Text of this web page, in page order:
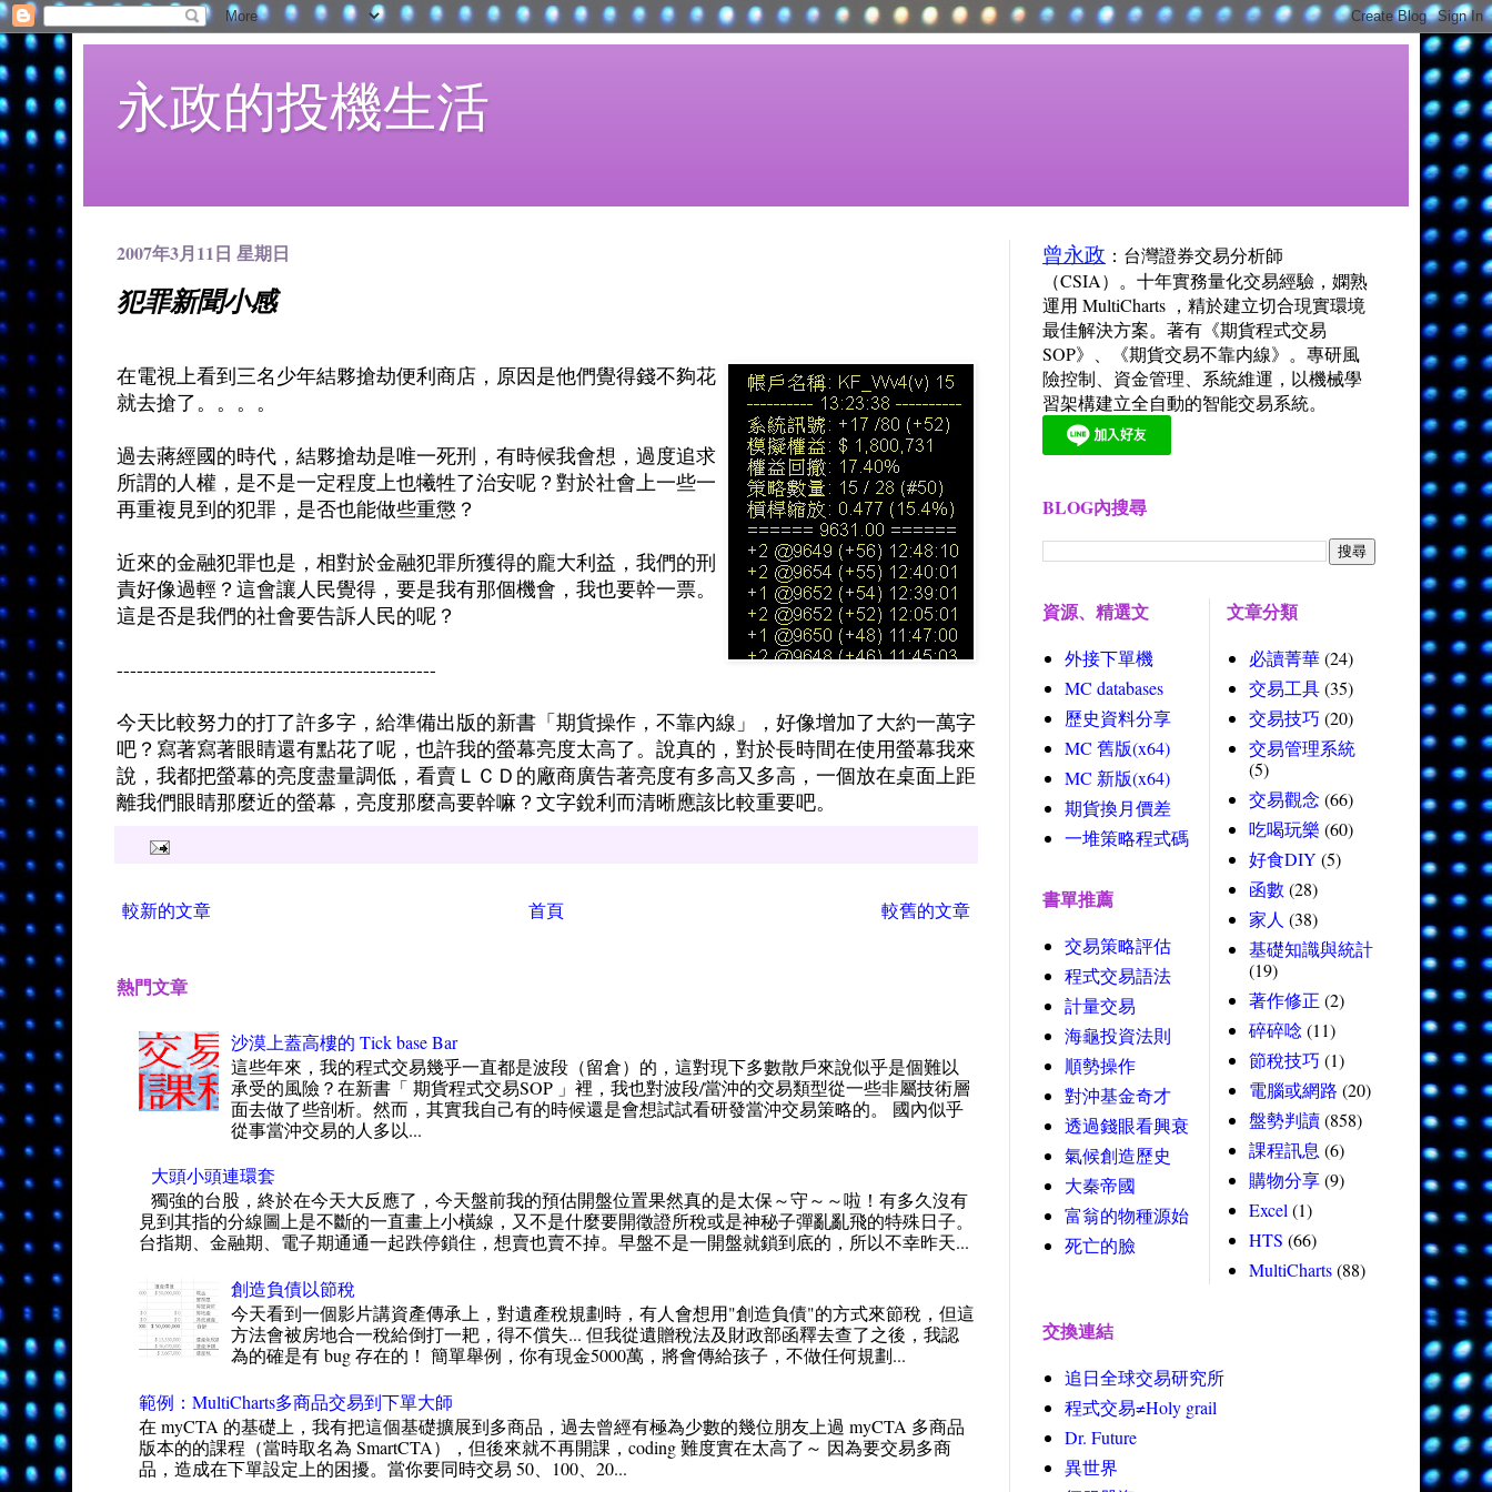
永政的投機生活
2007年3月11日 星期日
犯罪新聞小感
在電視上看到三名少年結夥搶劫便利商店，原因是他們覺得錢不夠花
就去搶了。。。。
過去蔣經國的時代，結夥搶劫是唯一死刑，有時候我會想，過度追求
所謂的人權，是不是一定程度上也犧牲了治安呢？對於社會上一些一
再重複見到的犯罪，是否也能做些重懲？
近來的金融犯罪也是，相對於金融犯罪所獲得的龐大利益，我們的刑
責好像過輕？這會讓人民覺得，要是我有那個機會，我也要幹一票。
這是否是我們的社會要告訴人民的呢？
------------------------------------------------
今天比較努力的打了許多字，給準備出版的新書「期貨操作，不靠內線」，好像增加了大約一萬字
吧？寫著寫著眼睛還有點花了呢，也許我的螢幕亮度太高了。說真的，對於長時間在使用螢幕我來
說，我都把螢幕的亮度盡量調低，看賣ＬＣＤ的廠商廣告著亮度有多高又多高，一個放在桌面上距
離我們眼睛那麼近的螢幕，亮度那麼高要幹嘛？文字銳利而清晰應該比較重要吧。
較新的文章 較舊的文章
首頁
熱門文章
沙漠上蓋高樓的 Tick base Bar
這些年來，我的程式交易幾乎一直都是波段（留倉）的，這對現下多數散戶來說似乎是個難以
承受的風險？在新書「 期貨程式交易SOP 」裡，我也對波段/當沖的交易類型從一些非屬技術層
面去做了些剖析。然而，其實我自己有的時候還是會想試試看研發當沖交易策略的。 國內似乎
從事當沖交易的人多以...
大頭小頭連環套
獨強的台股，終於在今天大反應了，今天盤前我的預估開盤位置果然真的是太保～守～～啦！有多久沒有
見到其指的分線圖上是不斷的一直畫上小橫線，又不是什麼要開徵證所稅或是神秘子彈亂亂飛的特殊日子。
台指期、金融期、電子期通通一起跌停鎖住，想賣也賣不掉。早盤不是一開盤就鎖到底的，所以不幸昨天...
創造負債以節稅
今天看到一個影片講資產傳承上，對遺產稅規劃時，有人會想用"創造負債"的方式來節稅，但這
方法會被房地合一稅給倒打一耙，得不償失... 但我從遺贈稅法及財政部函釋去查了之後，我認
為的確是有 bug 存在的！ 簡單舉例，你有現金5000萬，將會傳給孩子，不做任何規劃...
範例：MultiCharts多商品交易到下單大師
在 myCTA 的基礎上，我有把這個基礎擴展到多商品，過去曾經有極為少數的幾位朋友上過 myCTA 多商品
版本的的課程（當時取名為 SmartCTA），但後來就不再開課，coding 難度實在太高了～ 因為要交易多商
品，造成在下單設定上的困擾。當你要同時交易 50、100、20...
曾永政 ：台灣證券交易分析師
（CSIA）。十年實務量化交易經驗，嫻熟
運用 MultiCharts ，精於建立切合現實環境
最佳解決方案。著有《期貨程式交易
SOP》、《期貨交易不靠内線》。專研風
險控制、資金管理、系統維運，以機械學
習架構建立全自動的智能交易系統。
BLOG內搜尋
資源、精選文
外接下單機
MC databases
歷史資料分享
MC 舊版(x64)
MC 新版(x64)
期貨換月價差
一堆策略程式碼
書單推薦
交易策略評估
程式交易語法
計量交易
海龜投資法則
順勢操作
對沖基金奇才
透過錢眼看興衰
氣候創造歷史
大秦帝國
富翁的物種源始
死亡的臉
文章分類
必讀菁華(24)
交易工具(35)
交易技巧 (20)
交易管理系統
(5)
交易觀念 (66)
吃喝玩樂 (60)
好食DIY (5)
函數 (28)
家人 (38)
基礎知識與統計
(19)
著作修正 (2)
碎碎唸 (11)
節稅技巧 (1)
電腦或網路 (20)
盤勢判讀(858)
課程訊息 (6)
購物分享(9)
Excel (1)
HTS (66)
MultiCharts(88)
交換連結
追日全球交易研究所
程式交易≠Holy grail
Dr. Future
異世界